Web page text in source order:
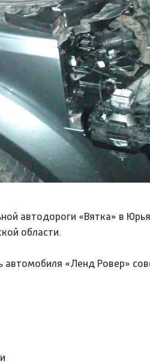
автодороги «Вятка» в
области.
«Ленд Ровер»